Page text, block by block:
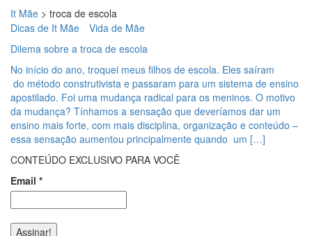
It Mãe > troca de escola
Dicas de It Mãe
Vida de Mãe
Dilema sobre a troca de escola
No início do ano, troquei meus filhos de escola. Eles saíram
do método construtivista e passaram para um sistema de ensino
apostilado. Foi uma mudança radical para os meninos. O motivo
da mudança? Tínhamos a sensação que deveríamos dar um
ensino mais forte, com mais disciplina, organização e conteúdo –
essa sensação aumentou principalmente quando um […]
CONTEÚDO EXCLUSIVO PARA VOCÊ
Email *